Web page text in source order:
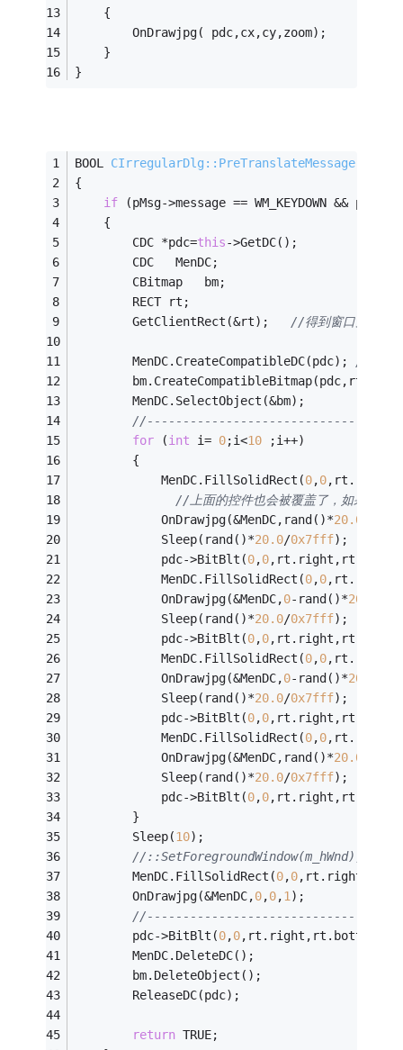
    {
        OnDrawjpg( pdc,cx,cy,zoom);
    }
}
BOOL CIrregularDlg::PreTranslateMessage
{
if (pMsg->message == WM_KEYDOWN && pMsg-
    {
        CDC *pdc=
this->GetDC();
        CDC   MenDC;
        CBitmap   bm;
        RECT rt;
        GetClientRect(&rt);
//得到窗口大小，
        MenDC.CreateCompatibleDC(pdc);
//创建
        MenDC.SelectObject(&bm);
for (int i= 0;i<10 ;i++)
            MenDC.FillSolidRect(
0,0
//上面的控件也会被覆盖了，如果不想
            OnDrawjpg(&MenDC,rand()*
20.0
            Sleep(rand()*
20.0/0x7fff);
            pdc->BitBlt(
0,0
            MenDC.FillSolidRect(
0,0
            OnDrawjpg(&MenDC,
0-rand()*20.0
            Sleep(rand()*
20.0/0x7fff);
            pdc->BitBlt(
0,0
            MenDC.FillSolidRect(
0,0
            OnDrawjpg(&MenDC,
0-rand()*20.0
            Sleep(rand()*
20.0/0x7fff);
            pdc->BitBlt(
0,0
            MenDC.FillSolidRect(
0,0
            OnDrawjpg(&MenDC,rand()*
20.0
            Sleep(rand()*
20.0/0x7fff);
            pdc->BitBlt(
0,0
        }
        Sleep(
10);
//::SetForegroundWindow(m_hWnd); 这句
        MenDC.FillSolidRect(
0,0
        OnDrawjpg(&MenDC,
0,0,1 );
        pdc->BitBlt(
0,0
        MenDC.DeleteDC();
        bm.DeleteObject();
        ReleaseDC(pdc);
return TRUE;